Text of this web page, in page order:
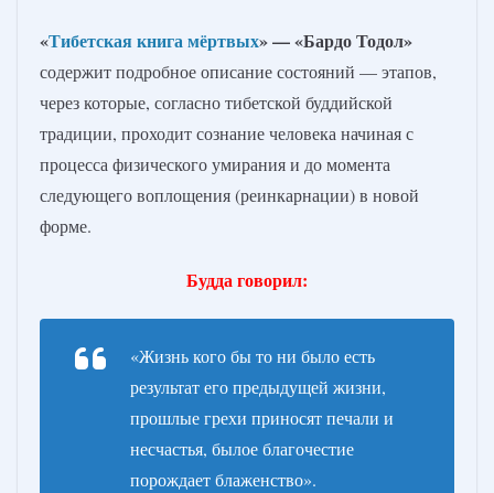
«Тибетская книга мёртвых» — «Бардо Тодол»
содержит подробное описание состояний — этапов,
через которые, согласно тибетской буддийской
традиции, проходит сознание человека начиная с
процесса физического умирания и до момента
следующего воплощения (реинкарнации) в новой
форме.
Будда говорил:
«Жизнь кого бы то ни было есть
результат его предыдущей жизни,
прошлые грехи приносят печали и
несчастья, былое благочестие
порождает блаженство».